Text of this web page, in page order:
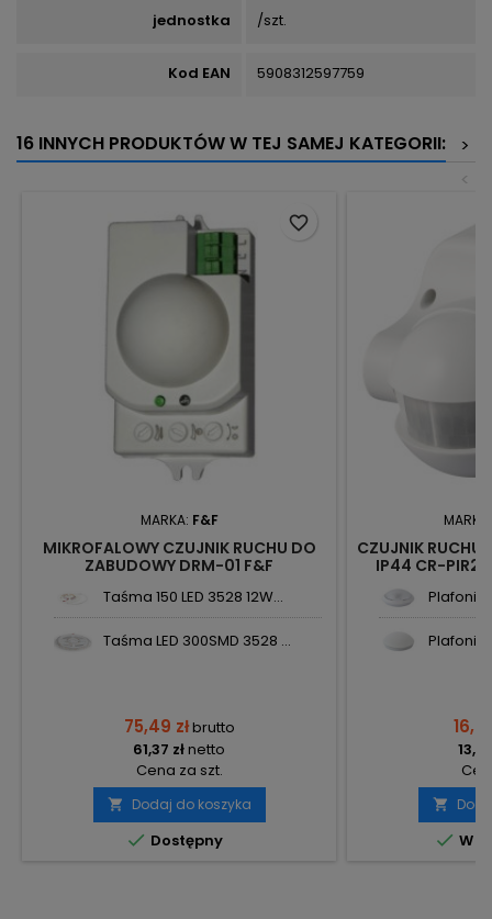
jednostka /szt.
Kod EAN 5908312597759
16 INNYCH PRODUKTÓW W TEJ SAMEJ KATEGORII:
>
<
MARKA: F&F
MIKROFALOWY CZUJNIK RUCHU DO
ZABUDOWY DRM-01 F&F
Taśma 150 LED 3528 12W...
Taśma LED 300SMD 3528 ...
75,49 złbrutto
61,37 złnetto
Cena za szt.
 Dodaj do koszyka
 Dostępny
favorite_border
CZUJNIK RUCHU
IP44 CR-PIR2/

 W